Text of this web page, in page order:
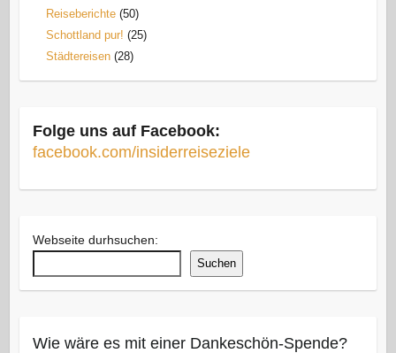
Reiseberichte(50)
Schottland pur! (25)
Städtereisen(28)
Folge uns auf Facebook:
facebook.com/insiderreiseziele
Webseite durhsuchen:
Suchen
Wie wäre es mit einer Dankeschön-Spende?